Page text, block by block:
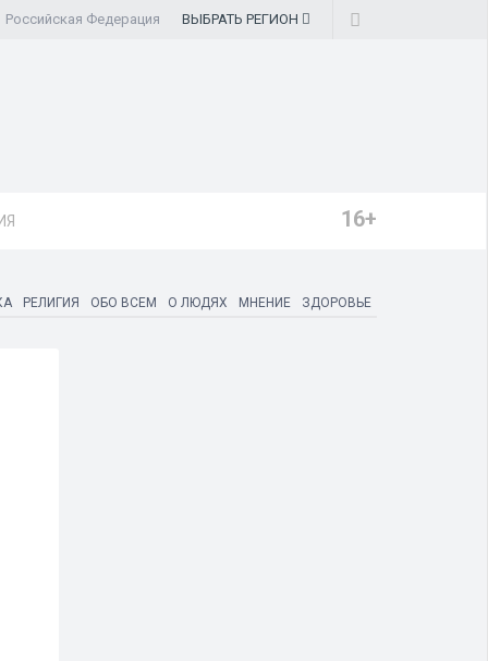
Российская Федерация ВЫБРАТЬ РЕГИОН
16+
РЕЛИГИЯ ОБО ВСЕМ О ЛЮДЯХ МНЕНИЕ ЗДОРОВЬЕ